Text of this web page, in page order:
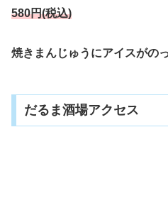
580円(税込)
焼きまんじゅうにアイスがの
だるま酒場アクセス